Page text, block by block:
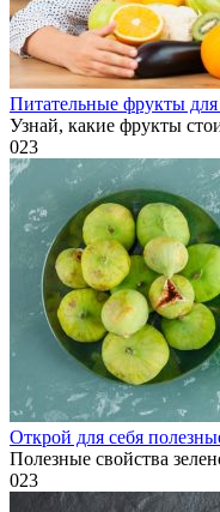
Питательные фрукты
Узнай, какие фрукты
023
Открой для себя
Полезные свойства
023